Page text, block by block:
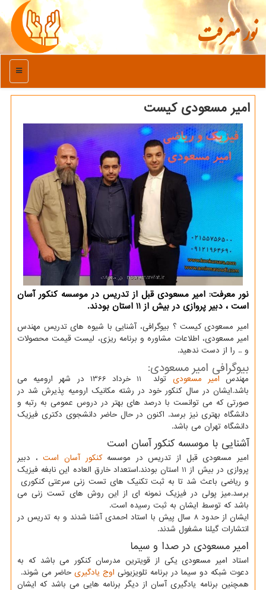
نور معرفت
منو
امیر مسعودی كیست
نور معرفت: امیر مسعودی قبل از تدریس در موسسه كنكور آسان
است ، دبیر پروازی در بیش از 11 استان بودند.
امیر مسعودی کیست ؟ بیوگرافی، آشنایی با شیوه های تدریس مهندس
امیر مسعودی، اطلاعات مشاوره و برنامه ریزی، لیست قیمت محصولات
و .. را از دست ندهید.
بیوگرافی امیر مسعودی:
مهندس امیر مسعودی
تولد 11 خرداد 1366 در شهر ارومیه می
باشد.ایشان در سال کنکور خود در رشته مکانیک ارومیه پذیرش شد در
صورتی که می توانست با درصد های بهتر در دروس عمومی به رتبه و
دانشگاه بهتری نیز برسد. اکنون در حال حاضر دانشجوی دکتری فیزیک
دانشگاه تهران می باشد.
آشنایی با موسسه کنکور آسان است
امیر مسعودی قبل از تدریس در موسسهکنکور آسان است، دبیر
پروازی در بیش از 11 استان بودند.استعداد خارق العاده این نابغه فیزیک
و ریاضی باعث شد تا به ثبت تکنیک های تست زنی سرعتی کنکوری
برسد.میز پولی در فیزیک نمونه ای از این روش های تست زنی می
باشد که توسط ایشان به ثبت رسیده است.
ایشان از حدود 8 سال پیش با استاد احمدی آشنا شدند و به تدریس در
انتشارات گیلنا مشغول شدند.
امیر مسعودی در صدا و سیما
استاد امیر مسعودی یکی از قویترین مدرسان کنکور می باشد که به
دعوت شبکه دو سیما در برنامه تلویزیونی اوج یادگیری حاضر می شوند.
همچنین برنامه یادگیری آسان از دیگر برنامه هایی می باشد که ایشان